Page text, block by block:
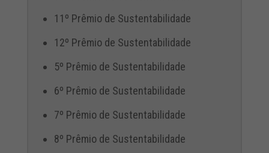
11º Prêmio de Sustentabilidade
12º Prêmio de Sustentabilidade
5º Prêmio de Sustentabilidade
6º Prêmio de Sustentabilidade
7º Prêmio de Sustentabilidade
8º Prêmio de Sustentabilidade